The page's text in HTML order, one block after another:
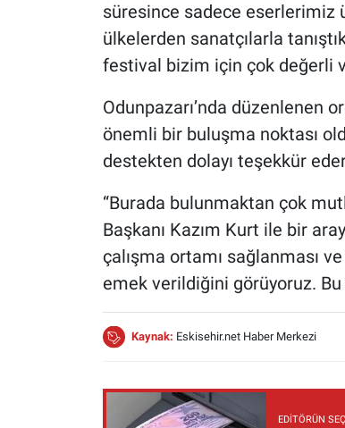
süresince sadece eserlerimiz
ülkelerden sanatçılarla
festival bizim için çok değerli
Odunpazarı’nda düzenlenen
önemli bir buluşma noktası
destekten dolayı teşekkür
“Burada bulunmaktan çok
Başkanı Kazım Kurt ile bir
çalışma ortamı sağlanması
emek verildiğini görüyoruz.
Kaynak: Eskisehir.net Haber Merkezi
EDITÖRÜN